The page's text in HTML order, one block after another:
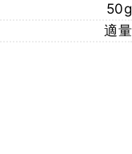
50g
適量